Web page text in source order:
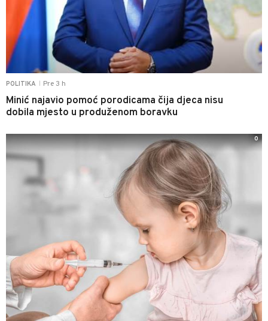
POLITIKA Pre 3 h
Minić najavio pomoć porodicama čija djeca nisu
dobila mjesto u produženom boravku
0